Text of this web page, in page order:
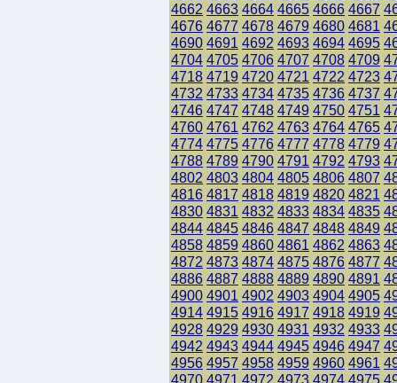
4662 4663 4664 4665 4666 4667
4676 4677 4678 4679 4680 4681
4690 4691 4692 4693 4694 4695
4704 4705 4706 4707 4708 4709
4718 4719 4720 4721 4722 4723
4732 4733 4734 4735 4736 4737
4746 4747 4748 4749 4750 4751
4760 4761 4762 4763 4764 4765
4774 4775 4776 4777 4778 4779
4788 4789 4790 4791 4792 4793
4802 4803 4804 4805 4806 4807
4816 4817 4818 4819 4820 4821
4830 4831 4832 4833 4834 4835
4844 4845 4846 4847 4848 4849
4858 4859 4860 4861 4862 4863
4872 4873 4874 4875 4876 4877
4886 4887 4888 4889 4890 4891
4900 4901 4902 4903 4904 4905
4914 4915 4916 4917 4918 4919
4928 4929 4930 4931 4932 4933
4942 4943 4944 4945 4946 4947
4956 4957 4958 4959 4960 4961
4970 4971 4972 4973 4974 4975